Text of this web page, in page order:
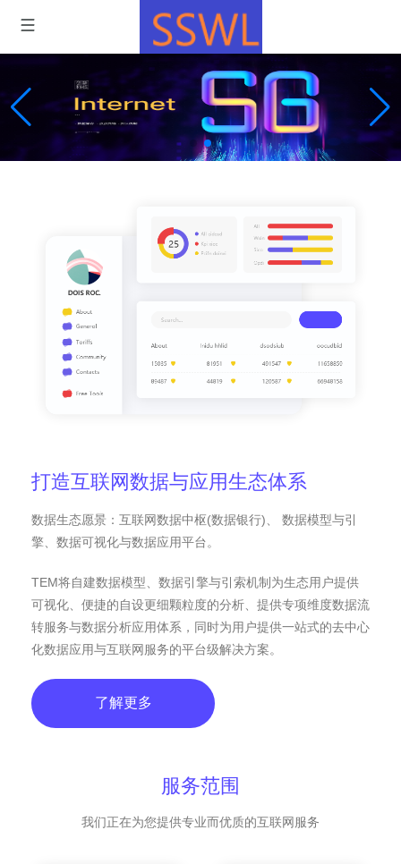
打造互联网数据与应用生态体系
数据生态愿景：互联网数据中枢(数据银行)、 数据模型与引
擎、数据可视化与数据应用平台。
TEM将自建数据模型、数据引擎与引索机制为生态用户提供
可视化、便捷的自设更细颗粒度的分析、提供专项维度数据流
转服务与数据分析应用体系，同时为用户提供一站式的去中心
化数据应用与互联网服务的平台级解决方案。
了解更多
服务范围
我们正在为您提供专业而优质的互联网服务